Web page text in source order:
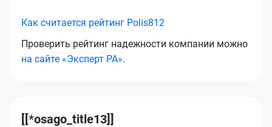
Как считается рейтинг Polis812
Проверить рейтинг надежности компании можно
на сайте «Эксперт РА».
[[*osago_title13]]